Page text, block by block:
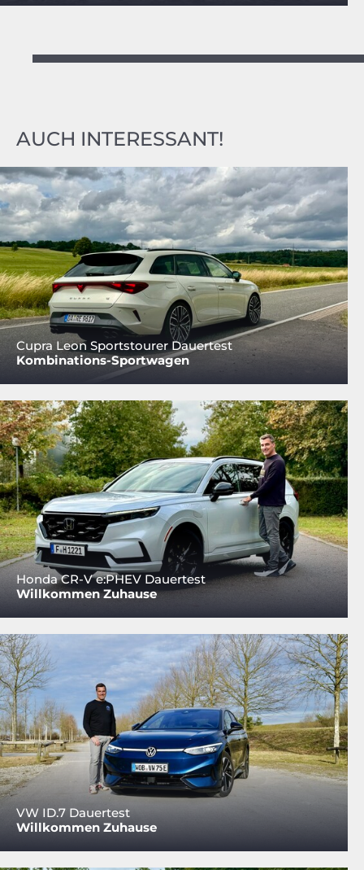
AUCH INTERESSANT!
Cupra Leon Sportstourer Dauertest
Kombinations-Sportwagen
Honda CR-V e:PHEV Dauertest
Willkommen Zuhause
VW ID.7 Dauertest
Willkommen Zuhause